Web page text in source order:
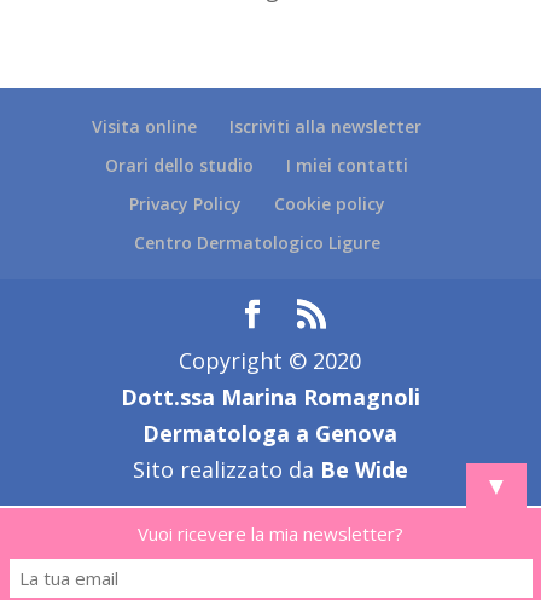
Visita online
Iscriviti alla newsletter
Orari dello studio
I miei contatti
Privacy Policy
Cookie policy
Centro Dermatologico Ligure
Copyright © 2020
Dott.ssa Marina Romagnoli
Dermatologa a Genova
Sito realizzato da Be Wide ▼
Vuoi ricevere la mia newsletter?